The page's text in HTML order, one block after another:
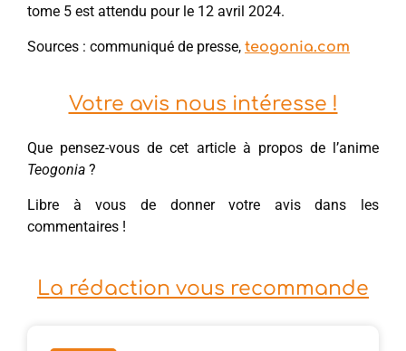
tome 5 est attendu pour le 12 avril 2024.
Sources : communiqué de presse, teogonia.com
Votre avis nous intéresse !
Que pensez-vous de cet article à propos de l’anime
Teogonia ?
Libre à vous de donner votre avis dans les
commentaires !
La rédaction vous recommande